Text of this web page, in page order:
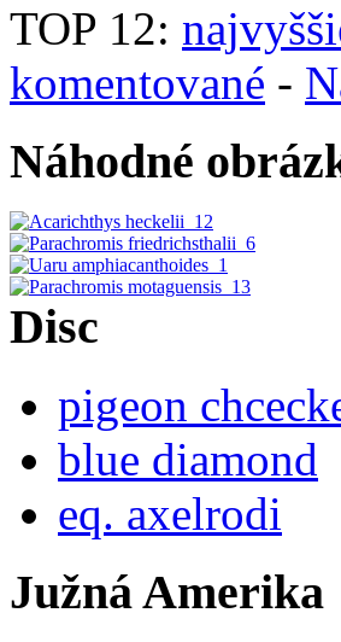
TOP 12:
komentované -
Náhodné
Disc
pigeon
blue diamond
eq. axelrodi
Južná Amerika